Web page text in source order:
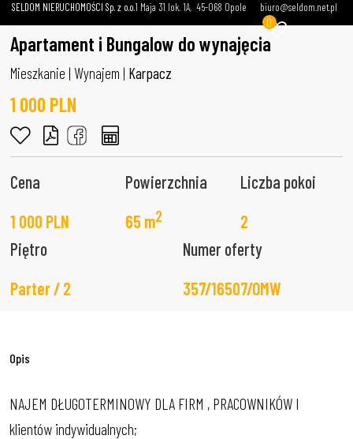
SELDOM NIERUCHOMOŚCI Sp. z o.o.1 Maja 31 lok. 1A 45-068 Opole biuro@seldom.net.pl
0
Apartament i Bungalow do wynajęcia
Mieszkanie | Wynajem | Karpacz
1 000 PLN
Cena
1 000 PLN
Powierzchnia
65 m2
Liczba pokoi
2
Piętro
Parter / 2
Numer oferty
357/16507/OMW
Opis
NAJEM DŁUGOTERMINOWY DLA FIRM , PRACOWNIKÓW I
klientów indywidualnych;